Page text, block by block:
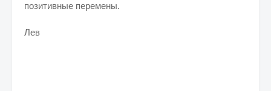
позитивные перемены.
Лев